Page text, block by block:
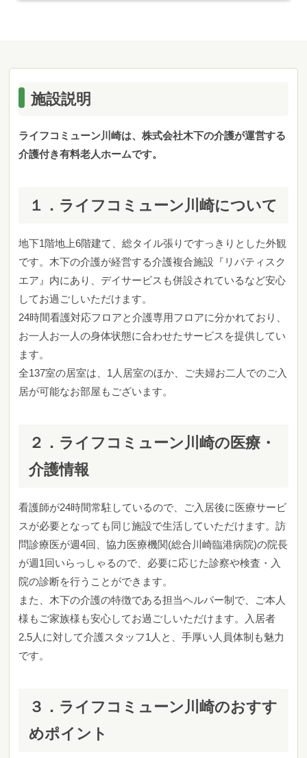
施設説明
ライフコミューン川崎は、株式会社木下の介護が運営する
介護付き有料老人ホームです。
１．ライフコミューン川崎について
地下1階地上6階建て、総タイル張りですっきりとした外観
です。木下の介護が経営する介護複合施設『リバティスク
エア』内にあり、デイサービスも併設されているなど安心
してお過ごしいただけます。
24時間看護対応フロアと介護専用フロアに分かれており、
お一人お一人の身体状態に合わせたサービスを提供してい
ます。
全137室の居室は、1人居室のほか、ご夫婦お二人でのご入
居が可能なお部屋もございます。
２．ライフコミューン川崎の医療・
介護情報
看護師が24時間常駐しているので、ご入居後に医療サービ
スが必要となっても同じ施設で生活していただけます。訪
問診療医が週4回、協力医療機関(総合川崎臨港病院)の院長
が週1回いらっしゃるので、必要に応じた診察や検査・入
院の診断を行うことができます。
また、木下の介護の特徴である担当ヘルパー制で、ご本人
様もご家族様も安心してお過ごしいただけます。入居者
2.5人に対して介護スタッフ1人と、手厚い人員体制も魅力
です。
３．ライフコミューン川崎のおすす
めポイント